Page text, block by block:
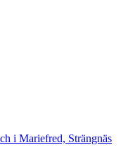
i Mariefred, Strängnäs